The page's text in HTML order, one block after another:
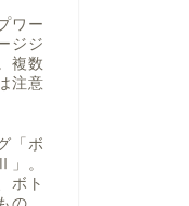
ワー
ジジ
複数
注意
「ボ
」。
ボト